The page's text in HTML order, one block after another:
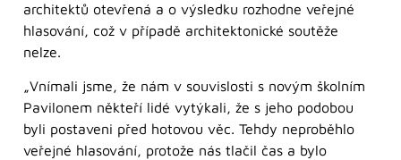
architektů otevřená a o výsledku rozhodne veřejné
hlasování, což v případě architektonické soutěže
nelze.
„Vnímali jsme, že nám v souvislosti s novým školním
Pavilonem někteří lidé vytýkali, že s jeho podobou
byli postaveni před hotovou věc. Tehdy neproběhlo
veřejné hlasování, protože nás tlačil čas a bylo